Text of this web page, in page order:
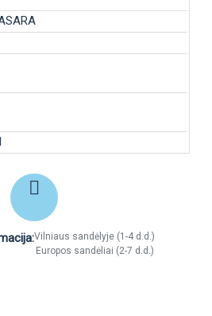
Vilniaus sandėlyje (1-4 d.d.)
Europos sandėliai (2-7 d.d.)